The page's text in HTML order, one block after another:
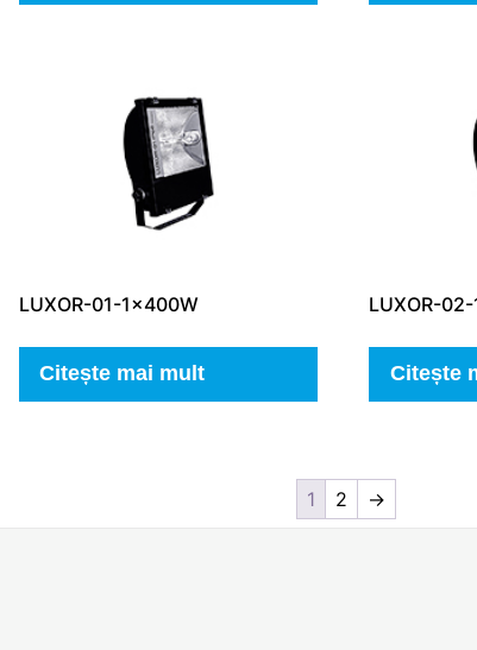
LUXOR-01-1x400W
Citește mai mult
LUXOR-
Citește
1 2 →